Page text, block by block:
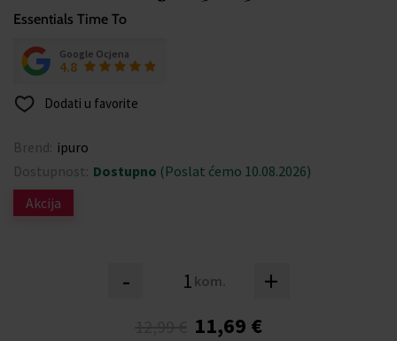
Essentials Time To
Google Ocjena
4.8
Dodati u favorite
Brend: ipuro
Dostupnost: Dostupno (Poslat ćemo 10.08.2026)
Akcija
- kom. +
11,69 €